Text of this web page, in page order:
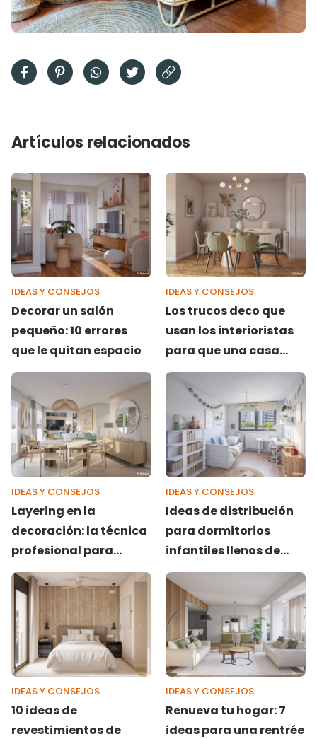
Artículos relacionados
IDEAS Y CONSEJOS
Decorar un salón
pequeño: 10 errores
que le quitan espacio
IDEAS Y CONSEJOS
Los trucos deco que
usan los interioristas
para que una casa
parezca más cara
IDEAS Y CONSEJOS
Layering en la
decoración: la técnica
profesional para
diseñar espacios por
capas
IDEAS Y CONSEJOS
Ideas de distribución
para dormitorios
infantiles llenos de
encanto
IDEAS Y CONSEJOS
10 ideas de
revestimientos de
IDEAS Y CONSEJOS
Renueva tu hogar: 7
ideas para una rentrée